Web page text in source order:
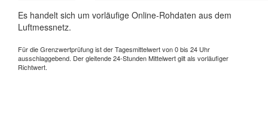
Es handelt sich um vorläufige Online-Rohdaten aus dem
Luftmessnetz.
Für die Grenzwertprüfung ist der Tagesmittelwert von 0 bis 24 Uhr
ausschlaggebend. Der gleitende 24-Stunden Mittelwert gilt als vorläufiger
Richtwert.